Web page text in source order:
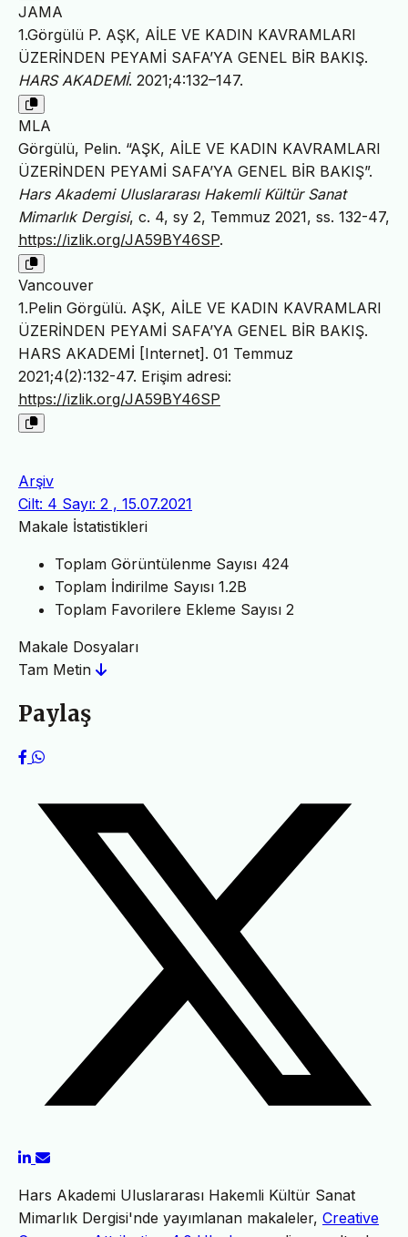
JAMA
1.Görgülü P. AŞK, AİLE VE KADIN KAVRAMLARI
ÜZERİNDEN PEYAMİ SAFA’YA GENEL BİR BAKIŞ.
HARS AKADEMİ. 2021;4:132–147.
MLA
Görgülü, Pelin. “AŞK, AİLE VE KADIN KAVRAMLARI
ÜZERİNDEN PEYAMİ SAFA’YA GENEL BİR BAKIŞ”.
Hars Akademi Uluslararası Hakemli Kültür Sanat
Mimarlık Dergisi, c. 4, sy 2, Temmuz 2021, ss. 132-47,
https://izlik.org/JA59BY46SP.
Vancouver
1.Pelin Görgülü. AŞK, AİLE VE KADIN KAVRAMLARI
ÜZERİNDEN PEYAMİ SAFA’YA GENEL BİR BAKIŞ.
HARS AKADEMİ [Internet]. 01 Temmuz
2021;4(2):132-47. Erişim adresi:
https://izlik.org/JA59BY46SP
Arşiv
Cilt: 4 Sayı: 2 , 15.07.2021
Makale İstatistikleri
Toplam Görüntülenme Sayısı 424
Toplam İndirilme Sayısı 1.2B
Toplam Favorilere Ekleme Sayısı 2
Makale Dosyaları
Tam Metin
Paylaş
Hars Akademi Uluslararası Hakemli Kültür Sanat
Mimarlık Dergisi'nde yayımlanan makaleler, Creative